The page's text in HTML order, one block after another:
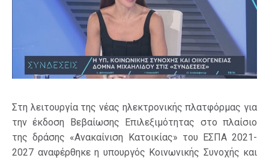
Στη λειτουργία της νέας ηλεκτρονικής πλατφόρμας για
την έκδοση Βεβαίωσης Επιλεξιμότητας στο πλαίσιο
της δράσης «Ανακαίνιση Κατοικίας» του ΕΣΠΑ 2021-
2027 αναφέρθηκε η υπουργός Κοινωνικής Συνοχής και